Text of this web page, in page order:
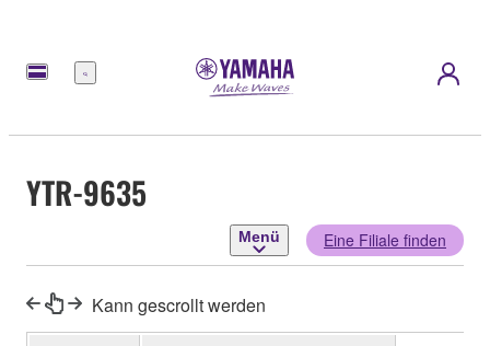
Menü
YTR-9635
Menü Eine Filiale finden
Kann gescrollt werden